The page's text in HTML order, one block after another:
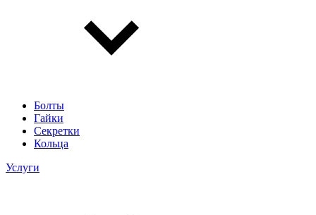
Болты
Гайки
Секретки
Кольца
Услуги